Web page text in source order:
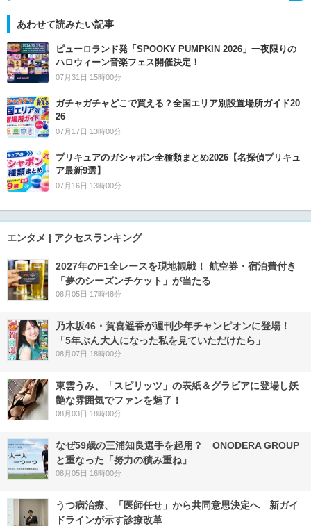
あわせて読みたい記事
ピューロランド発「SPOOKY PUMPKIN 2026」一夜限りの
ハロウィーン音楽フェス開催決定！
07月31日 15時00分
ガチャガチャどこで買える？全国エリア別設置場所ガイド20
26
07月17日 13時00分
プリキュアのガシャポン全種類まとめ2026【名探偵プリキュ
ア最新9選】
07月16日 13時00分
エンタメ | アクセスランキング
2027年のF1全レースを現地観戦！ 航空券・宿泊費付き
「夢のシーズンチケット」が当たる
08月05日 17時48分
乃木坂46・賀喜遥香が週刊少年チャンピオンに登場！
「5年ぶん大人になった私を見ていただけたら」
08月07日 18時00分
東雲うみ、「スピリッツ」の表紙＆グラビアに登場し妖
艶な雰囲気でファンを魅了！
08月03日 18時00分
なぜ59歳の三浦知良選手を起用？ ONODERA GROUP
と重なった「努力の積み重ね」
08月05日 16時00分
うつ病治療、「医師任せ」から共同意思決定へ 新ガイ
ドラインが示す診療改革